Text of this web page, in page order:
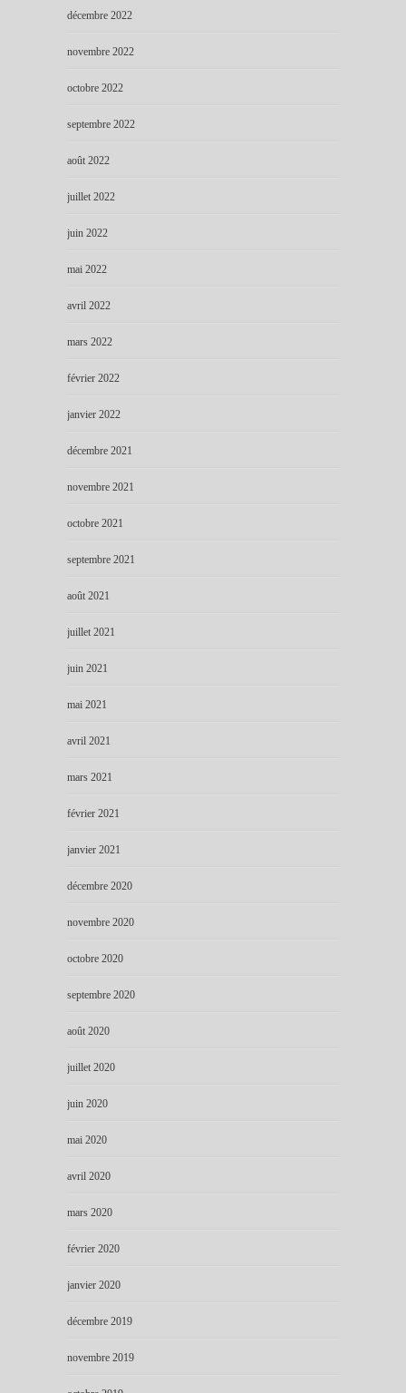
décembre 2022
novembre 2022
octobre 2022
septembre 2022
août 2022
juillet 2022
juin 2022
mai 2022
avril 2022
mars 2022
février 2022
janvier 2022
décembre 2021
novembre 2021
octobre 2021
septembre 2021
août 2021
juillet 2021
juin 2021
mai 2021
avril 2021
mars 2021
février 2021
janvier 2021
décembre 2020
novembre 2020
octobre 2020
septembre 2020
août 2020
juillet 2020
juin 2020
mai 2020
avril 2020
mars 2020
février 2020
janvier 2020
décembre 2019
novembre 2019